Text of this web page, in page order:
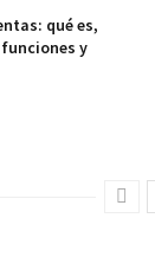
qué es,
y